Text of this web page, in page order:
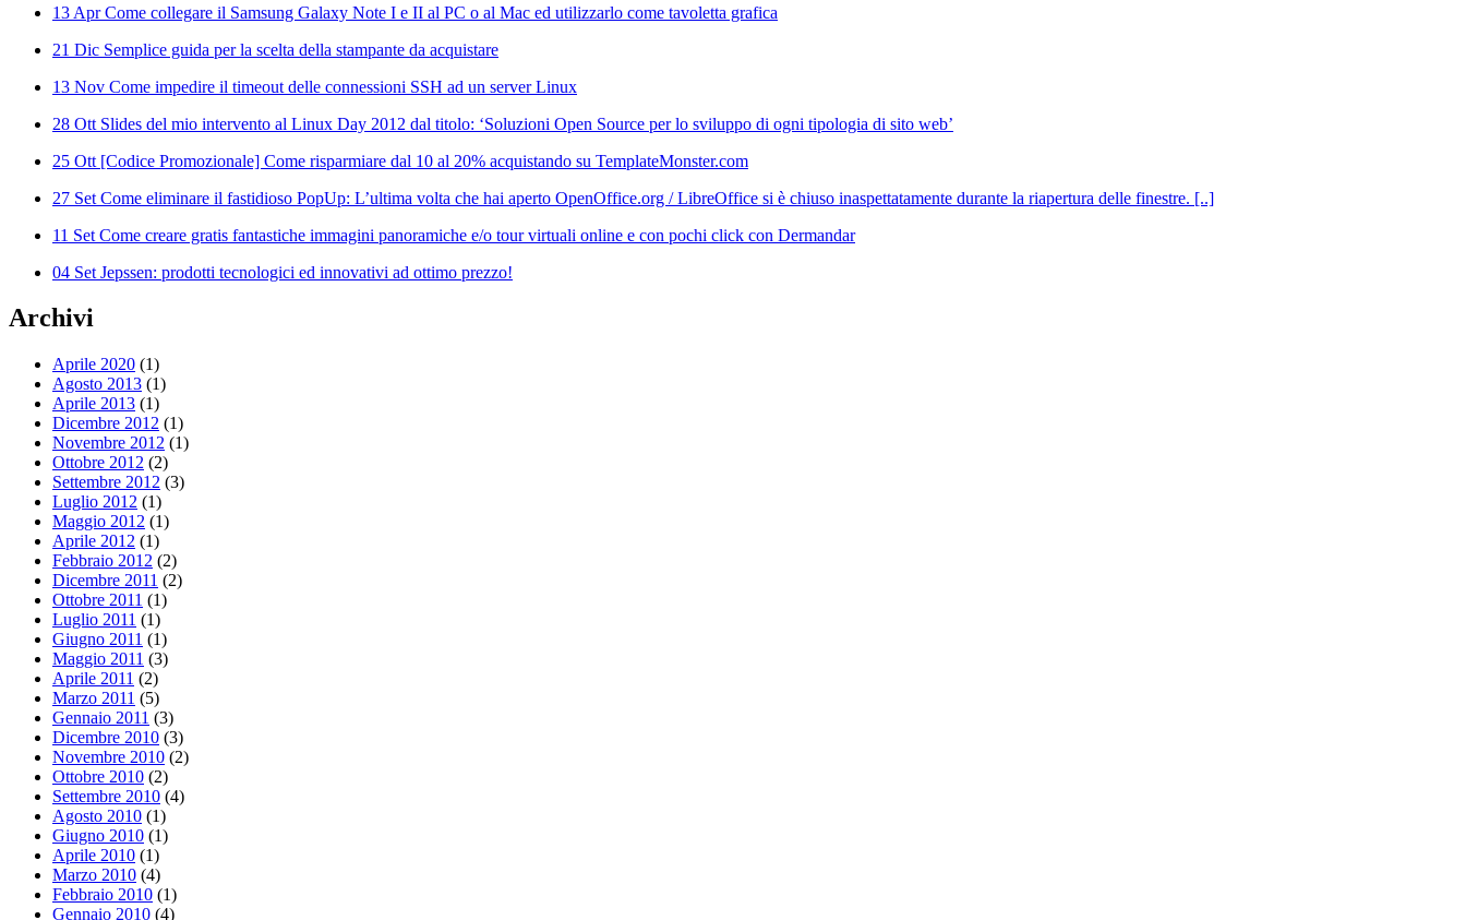
13 Apr Come collegare il Samsung Galaxy Note I e II al PC o al Mac ed utilizzarlo come tavoletta grafica
21 Dic Semplice guida per la scelta della stampante da acquistare
13 Nov Come impedire il timeout delle connessioni SSH ad un server Linux
28 Ott Slides del mio intervento al Linux Day 2012 dal titolo: ‘Soluzioni Open Source per lo sviluppo di ogni tipologia di sito web’
25 Ott [Codice Promozionale] Come risparmiare dal 10 al 20% acquistando su TemplateMonster.com
27 Set Come eliminare il fastidioso PopUp: L’ultima volta che hai aperto OpenOffice.org / LibreOffice si è chiuso inaspettatamente durante la riapertura delle finestre. [..]
11 Set Come creare gratis fantastiche immagini panoramiche e/o tour virtuali online e con pochi click con Dermandar
04 Set Jepssen: prodotti tecnologici ed innovativi ad ottimo prezzo!
Archivi
Aprile 2020 (1)
Agosto 2013 (1)
Aprile 2013 (1)
Dicembre 2012 (1)
Novembre 2012 (1)
Ottobre 2012 (2)
Settembre 2012 (3)
Luglio 2012 (1)
Maggio 2012 (1)
Aprile 2012 (1)
Febbraio 2012 (2)
Dicembre 2011 (2)
Ottobre 2011 (1)
Luglio 2011 (1)
Giugno 2011 (1)
Maggio 2011 (3)
Aprile 2011 (2)
Marzo 2011 (5)
Gennaio 2011 (3)
Dicembre 2010 (3)
Novembre 2010 (2)
Ottobre 2010 (2)
Settembre 2010 (4)
Agosto 2010 (1)
Giugno 2010 (1)
Aprile 2010 (1)
Marzo 2010 (4)
Febbraio 2010 (1)
Gennaio 2010 (4)